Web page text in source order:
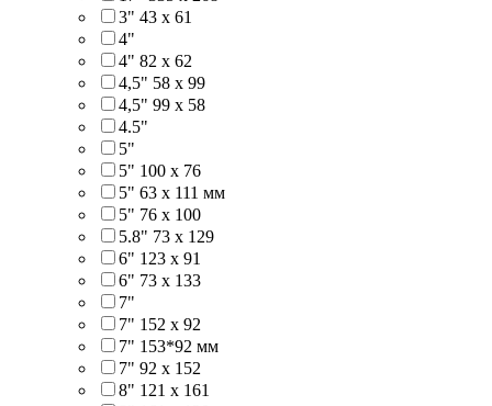
3" 43 x 61
4"
4" 82 x 62
4,5" 58 х 99
4,5" 99 x 58
4.5"
5"
5" 100 x 76
5" 63 x 111 мм
5" 76 х 100
5.8" 73 x 129
6" 123 х 91
6" 73 х 133
7"
7" 152 x 92
7" 153*92 мм
7" 92 х 152
8" 121 х 161